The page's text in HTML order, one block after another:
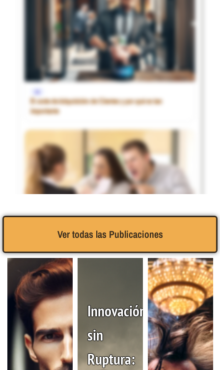
1€
El coste de Adquisición de Clientes y por qué es tan
importante
Manejando a clientes difíciles: El desafío del personal
hotelero
Ver todas las Publicaciones
Innovación
sin
Ruptura: